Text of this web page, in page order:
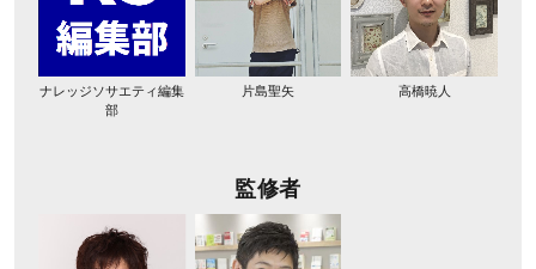
ナレッジソサエティ編集
部
片島聖矢 高橋暁人
監修者